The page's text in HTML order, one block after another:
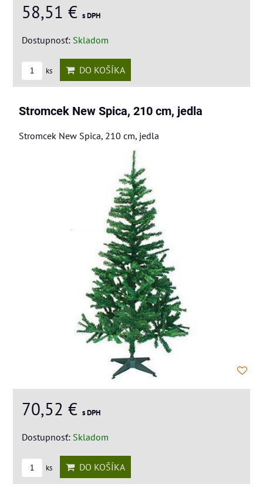
58,51 € s DPH
Dostupnosť: Skladom
ks DO KOŠÍKA
Stromcek New Spica, 210 cm, jedla
Stromcek New Spica, 210 cm, jedla
70,52 € s DPH
Dostupnosť: Skladom
ks DO KOŠÍKA